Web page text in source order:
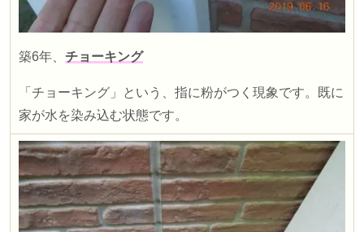
築6年、 チョーキング
「チョーキング」という、指に粉がつく現象です。
既に
家が水を染み込む状態です。